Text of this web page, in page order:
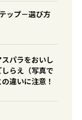
ップ－選び方
スパラをおいし
らえ（写真で
違いに注意！